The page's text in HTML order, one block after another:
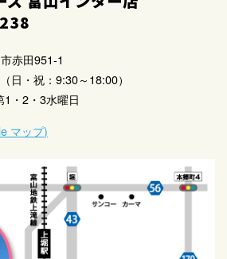
赤田951-1
日・祝：9:30～18:00）
1・2・3水曜日
マップ)